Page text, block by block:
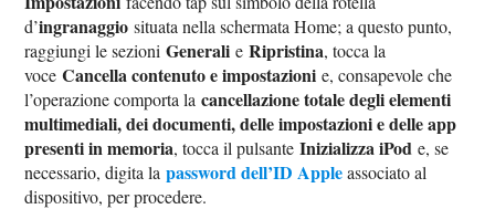
d’ingranaggiosituata nella schermata Home; a questo punto,
raggiungi le sezioniGeneralieRipristina, tocca la
voceCancella contenuto e impostazionie, consapevole che
l’operazione comporta lacancellazione totale degli elementi
multimediali, dei documenti, delle impostazioni e delle app
presenti in memoria, tocca il pulsanteInizializza iPode, se
necessario, digita lapassword dell’ID Appleassociato al
dispositivo, per procedere.